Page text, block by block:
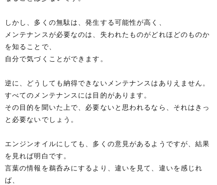
しかし、多くの無駄は、発生する可能性が高く、
メンテナンスが必要なのは、失われたものがどれほどのものか
を知ることで、
自分で気づくことができます。
逆に、どうしても納得できないメンテナンスはありえません。
すべてのメンテナンスには目的があります。
その目的を聞いた上で、必要ないと思われるなら、それはきっ
と必要ないでしょう。
エンジンオイルにしても、多くの意見があるようですが、結果
を見れば明白です。
言葉の情報を鵜呑みにするより、違いを見て、違いを感じれ
ば、